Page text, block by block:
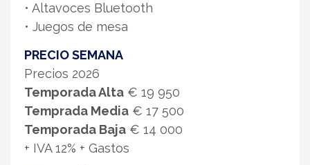
• Altavoces Bluetooth
• Juegos de mesa
PRECIO SEMANA
Precios 2026
Temporada Alta € 19 950
Temprada Media € 17 500
Temporada Baja € 14 000
+ IVA 12% + Gastos